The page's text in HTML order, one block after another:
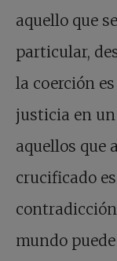
aquello que
particular,
la coerción
justicia en
aquellos que
crucificado
mundo